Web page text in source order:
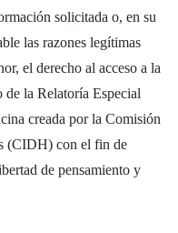
solicitada o, en su
las razones legítimas
el derecho al acceso a la
la Relatoría Especial
creada por la Comisión
(CIDH) con el fin de
de pensamiento y